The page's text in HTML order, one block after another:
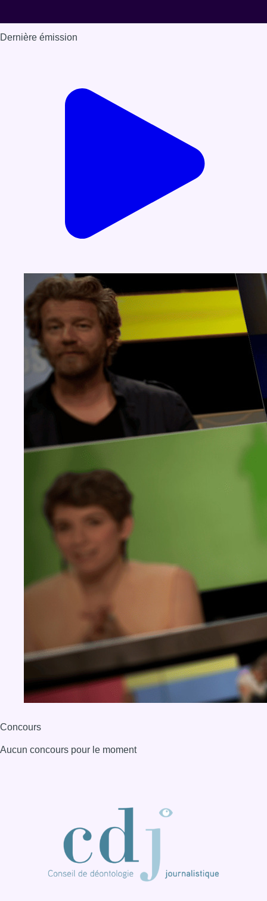
Dernière émission
Concours
Aucun concours pour le moment